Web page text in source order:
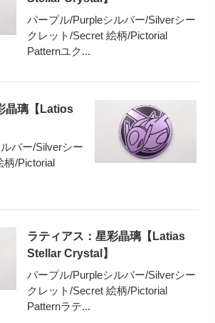
パープル/Purpleシルバー/Silverシー
クレット/Secret 絵柄/Pictorial
Patternユク...
晶璃【Latios
バー/Silverシー
柄/Pictorial
ラティアス：星彩晶璃【Latias
Stellar Crystal】
パープル/Purpleシルバー/Silverシー
クレット/Secret 絵柄/Pictorial
Patternラテ...